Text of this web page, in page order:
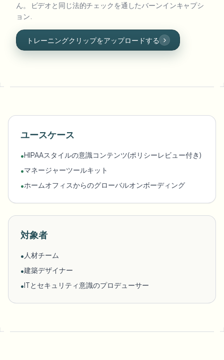
ん。 ビデオと同じ法的チェックを通したバーンインキャプシ
ョン.
トレーニングクリップをアップロードする
ユースケース
•HIPAAスタイルの意識コンテンツ(ポリシーレビュー付き)
•マネージャーツールキット
•ホームオフィスからのグローバルオンボーディング
対象者
• 人材チーム
•建築デザイナー
•ITとセキュリティ意識のプロデューサー